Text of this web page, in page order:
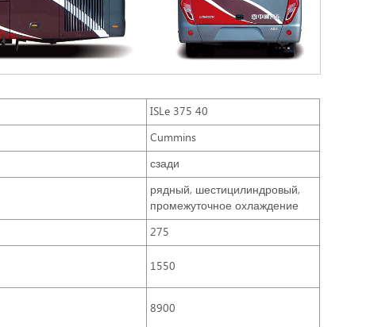
ISLe 375 40
Cummins
сзади
рядный, шестицилиндровый,
промежуточное охлаждение
275
1550
8900